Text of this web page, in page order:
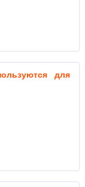
для